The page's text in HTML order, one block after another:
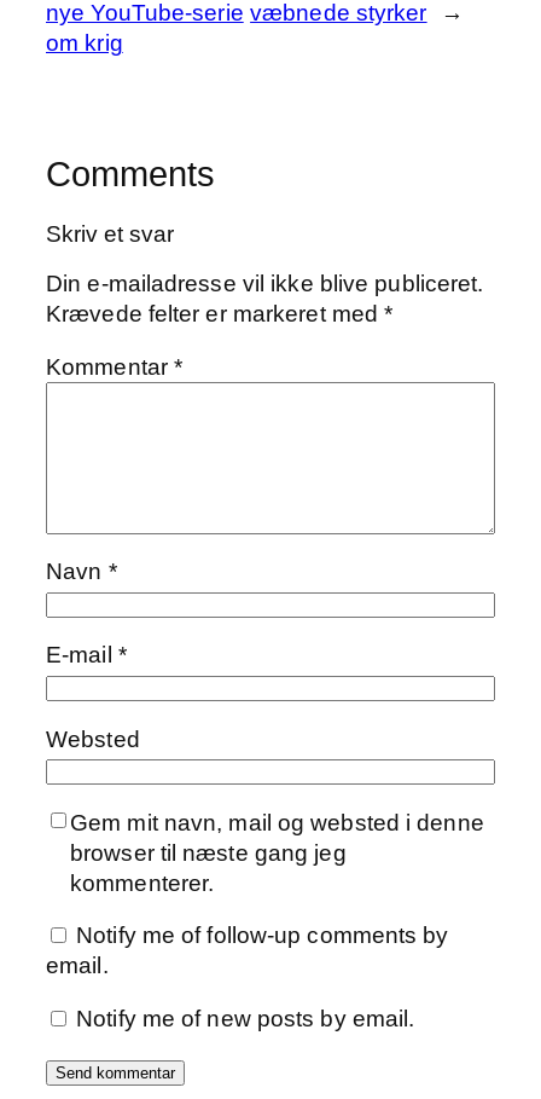
nye YouTube-serie
om krig
væbnede styrker
→
Comments
Skriv et svar
Din e-mailadresse vil ikke blive publiceret.
Krævede felter er markeret med*
Kommentar *
Navn *
E-mail *
Websted
Gem mit navn, mail og websted i denne
browser til næste gang jeg
kommenterer.
Notify me of follow-up comments by
email.
Notify me of new posts by email.